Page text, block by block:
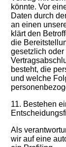
könnte. Vor
Daten durch
an einen
klärt den
die
gesetzlich
besteht, die
und welche
11. Bestehen
Als
wir auf eine